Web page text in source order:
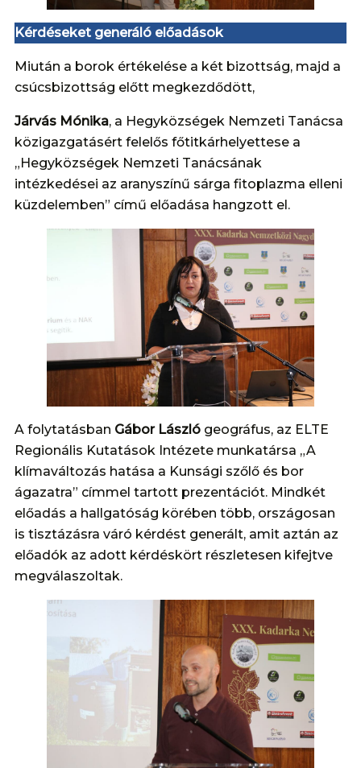
Kérdéseket generáló előadások
Miután a borok értékelése a két bizottság, majd a
csúcsbizottság előtt megkezdődött,
Járvás Mónika, a Hegyközségek Nemzeti Tanácsa
közigazgatásért felelős főtitkárhelyettese a
„Hegyközségek Nemzeti Tanácsának
intézkedései az aranyszínű sárga fitoplazma elleni
küzdelemben” című előadása hangzott el.
A folytatásban Gábor László geográfus, az ELTE
Regionális Kutatások Intézete munkatársa „A
klímaváltozás hatása a Kunsági szőlő és bor
ágazatra” címmel tartott prezentációt. Mindkét
előadás a hallgatóság körében több, országosan
is tisztázásra váró kérdést generált, amit aztán az
előadók az adott kérdéskört részletesen kifejtve
megválaszoltak.